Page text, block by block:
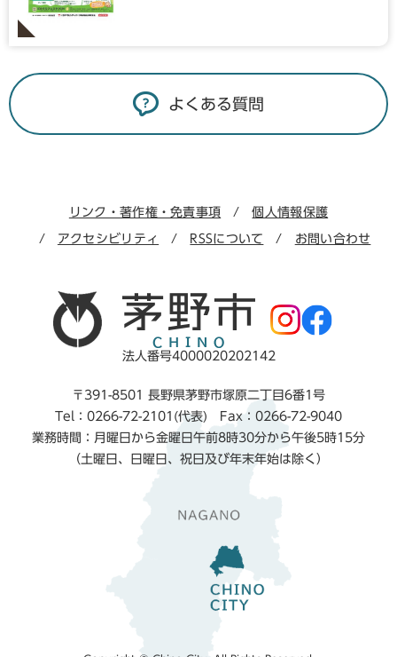
よくある質問
リンク・著作権・免責事項 個人情報保護
アクセシビリティ RSSについて お問い合わせ
法人番号4000020202142
〒391-8501 長野県茅野市塚原二丁目6番1号
Tel：0266-72-2101(代表) Fax：0266-72-9040
業務時間：月曜日から金曜日午前8時30分から午後5時15分
（土曜日、日曜日、祝日及び年末年始は除く）